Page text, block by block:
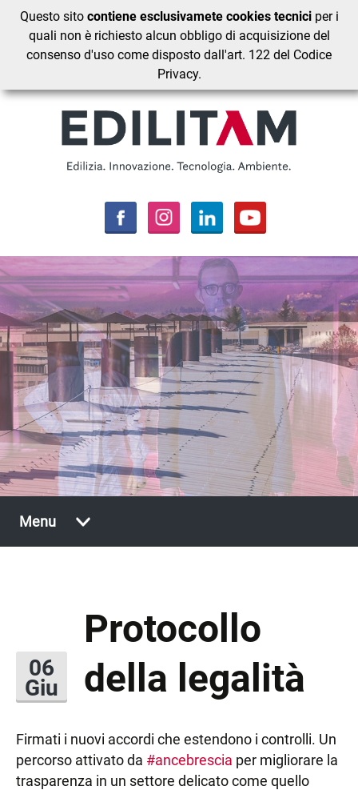
Questo sitocontiene esclusivamete cookies tecniciper i
quali non è richiesto alcun obbligo di acquisizione del
consenso d'uso come disposto dall'art. 122 del Codice
Privacy.
Menu
al
contenuto
Protocollo
della legalità
06
Giu
Firmati i nuovi accordi che estendono i controlli. Un
percorso attivato da #ancebrescia per migliorare la
trasparenza in un settore delicato come quello